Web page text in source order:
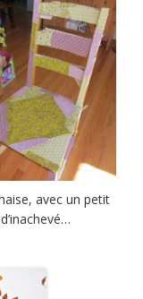
avec un petit
d’inachevé…